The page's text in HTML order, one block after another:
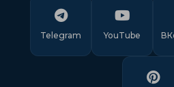
Telegram YouTube